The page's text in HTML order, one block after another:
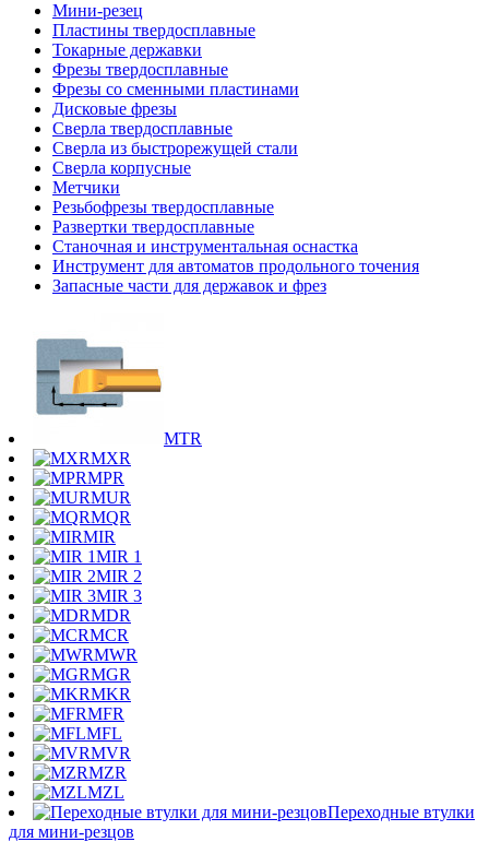
Мини-резец
Пластины твердосплавные
Токарные державки
Фрезы твердосплавные
Фрезы со сменными пластинами
Дисковые фрезы
Сверла твердосплавные
Сверла из быстрорежущей стали
Сверла корпусные
Метчики
Резьбофрезы твердосплавные
Развертки твердосплавные
Станочная и инструментальная оснастка
Инструмент для автоматов продольного точения
Запасные части для державок и фрез
MTR
MXR
MPR
MUR
MQR
MIR
MIR 1
MIR 2
MIR 3
MDR
MCR
MWR
MGR
MKR
MFR
MFL
MVR
MZR
MZL
Переходные втулки
для мини-резцов